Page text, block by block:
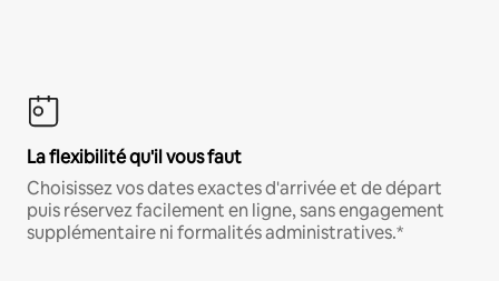
La flexibilité qu'il vous faut
Choisissez vos dates exactes d'arrivée et de départ
puis réservez facilement en ligne, sans engagement
supplémentaire ni formalités administratives.*